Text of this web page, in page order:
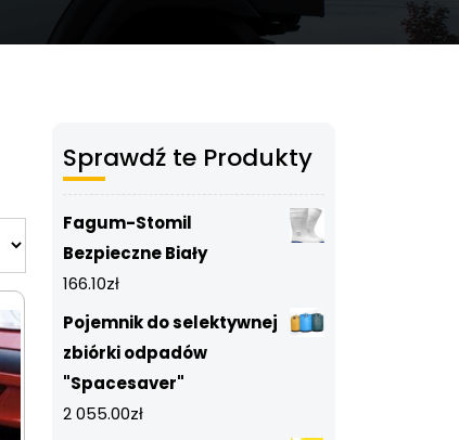
Sprawdź te Produkty
Fagum-Stomil
Bezpieczne Biały
166.10zł
Pojemnik do selektywnej
zbiórki odpadów
"Spacesaver"
2 055.00zł